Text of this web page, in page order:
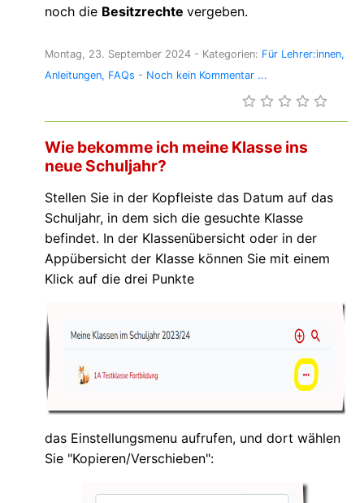
noch die Besitzrechte vergeben.
Montag, 23. September 2024 - Kategorien: Für Lehrer:innen
Anleitungen FAQs - Noch kein Kommentar ...
Wie bekomme ich meine Klasse ins
neue Schuljahr?
Stellen Sie in der Kopfleiste das Datum auf das
Schuljahr, in dem sich die gesuchte Klasse
befindet. In der Klassenübersicht oder in der
Appübersicht der Klasse können Sie mit einem
Klick auf die drei Punkte
das Einstellungsmenu aufrufen, und dort wählen
Sie "Kopieren/Verschieben":